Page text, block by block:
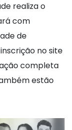
realiza o
com
de
no site
completa
estão